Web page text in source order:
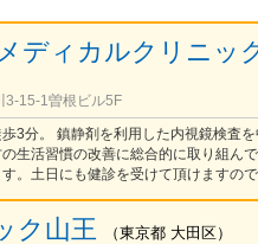
ディカルクリニッ
3-15-1曽根ビル5F
3分。 鎮静剤を利用した内視鏡検査
生活習慣の改善に総合的に取り組ん
。土日にも健診を受けて頂けますの
ク山王 （東京都 大田区）